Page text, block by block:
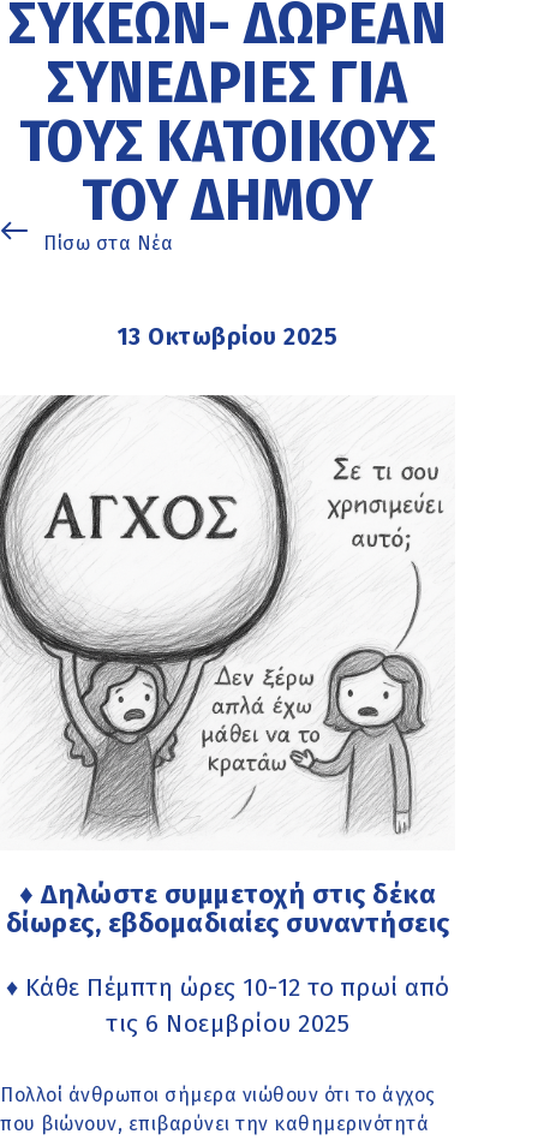
ΣΥΚΕΏΝ- ΔΩΡΕΆΝ
ΣΥΝΕΔΡΊΕΣ ΓΙΑ
ΤΟΥΣ ΚΑΤΟΊΚΟΥΣ
ΤΟΥ ΔΉΜΟΥ
Πίσω στα Νέα
13 Οκτωβρίου 2025
♦ Δηλώστε συμμετοχή στις δέκα
δίωρες, εβδομαδιαίες συναντήσεις
♦ Κάθε Πέμπτη ώρες 10-12 το πρωί από
τις 6 Νοεμβρίου 2025
Πολλοί άνθρωποι σήμερα νιώθουν ότι το άγχος
που βιώνουν, επιβαρύνει την καθημερινότητά